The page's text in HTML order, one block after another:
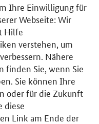
Ihre Einwilligung für
Webseite: Wir
Hilfe
verstehen, um
Nähere
finden Sie, wenn Sie
Sie können Ihre
oder für die Zukunft
diese
Link am Ende der